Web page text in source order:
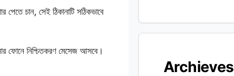
পেতে চান, সেই ঠিকানাটি সঠিকভাবে
ফোনে নিশ্চিতকরণ মেসেজ আসবে।
Archieves